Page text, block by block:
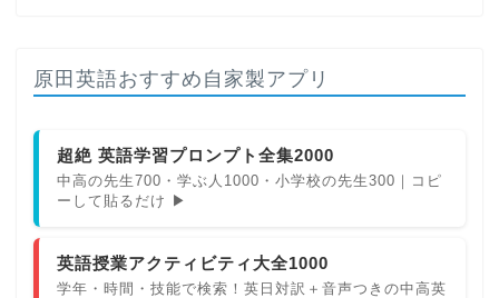
原田英語おすすめ自家製アプリ
超絶 英語学習プロンプト全集2000
中高の先生700・学ぶ人1000・小学校の先生300｜コピ
ーして貼るだけ ▶
英語授業アクティビティ大全1000
学年・時間・技能で検索！英日対訳＋音声つきの中高英